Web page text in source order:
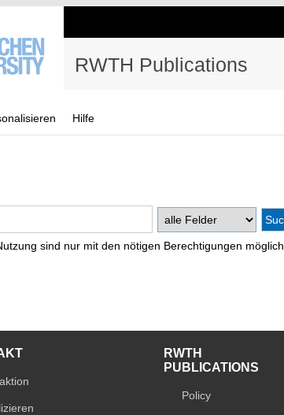
RWTH Publications
Hilfe
sind nur mit den nötigen Berechtigungen möglich.
RWTH
PUBLICATIONS
Policy